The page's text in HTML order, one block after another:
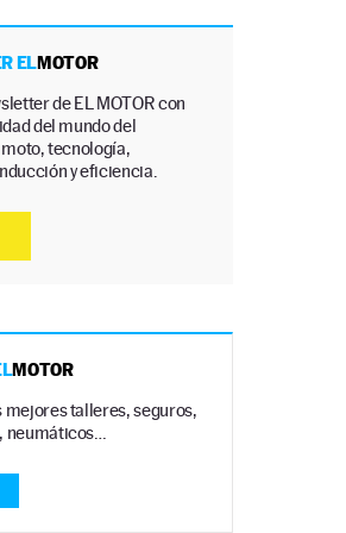
ELMOTOR
de EL MOTOR con
del mundo del
tecnología,
y eficiencia.
MOTOR
mejores talleres, seguros,
neumáticos…